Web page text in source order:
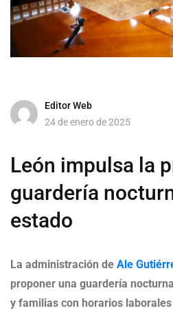
Editor Web
24 de enero de 2025
León impulsa la
guardería
estado
La administración de Ale
proponer una guardería
y familias con horarios